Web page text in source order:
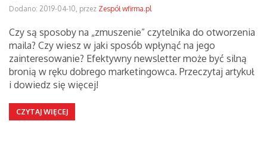
Dodano: 2019-04-10, przez Zespół wfirma.pl
Czy są sposoby na „zmuszenie” czytelnika do otworzenia
maila? Czy wiesz w jaki sposób wpłynąć na jego
zainteresowanie? Efektywny newsletter może być silną
bronią w ręku dobrego marketingowca. Przeczytaj artykuł
i dowiedz się więcej!
CZYTAJ WIĘCEJ